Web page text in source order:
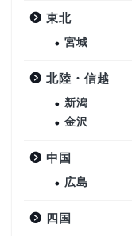
東北
宮城
北陸・信越
新潟
金沢
中国
広島
四国